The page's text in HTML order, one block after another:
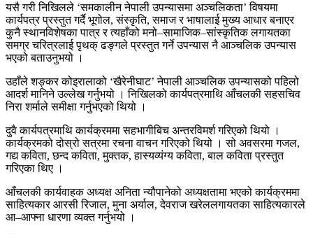
यसै गरी निखिलले ‘समकालीन नेपाली उपन्यासमा अञ्चलिकता’ विषयमा
कार्यपत्र प्रस्तुत गर्दै भूगोल, संस्कृति, समाज र भाषालाई मुख्य आधार बनाएर
कुनै स्थानविशेषका पात्र र त्यहाँको मनो–सामाजिक–सांस्कृतिक लगायतका
समग्र चरित्रलाई पृथक् ढङ्गले प्रस्तुत गर्ने उपन्यास नै आञ्चलिक उपन्यास
भएको बताउनुभयो ।
उहाँले शङ्कर कोइरालाको ‘खैरेनीघाट’ नेपाली आञ्चलिक उपन्यासको पहिलो
आदर्श मानिने उल्लेख गर्नुभयो । निखिलको कार्यपत्रमाथि आँचलकी सहसचिव
निरा शर्माले समीक्षा गर्नुभएको थियो ।
दुवै कार्यपत्रमाथि कार्यक्रममा सहभागीबिच अन्तरविमर्श गरिएको थियो ।
कार्यक्रमको दोस्रो सत्रमा रचना वाचन गरिएको थियो । सो अवसरमा गजल,
गद्य कविता, छन्द कविता, मुक्तक, हास्यव्यंग्य कविता, बाल कविता प्रस्तुत
गरिएका थिए ।
आँचलकी कार्यवाहक अध्यक्ष अनिता न्यौपानेको अध्यक्षतामा भएको कार्यक्रममा
साहित्यकार आरसी रिजाल, मुना अर्याल, देवराज खरेललगायतका साहित्यकारले
आ–आफ्ना धारणा व्यक्त गर्नुभयो ।